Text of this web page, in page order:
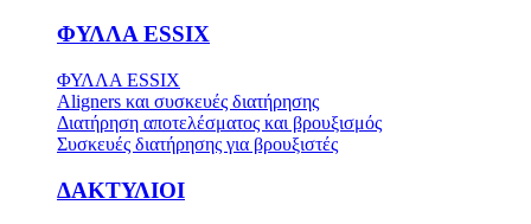
ΦΥΛΛΑ ESSIX
ΦΥΛΛΑ ESSIX
Aligners και συσκευές διατήρησης
Διατήρηση αποτελέσματος και βρουξισμός
Συσκευές διατήρησης για βρουξιστές
ΔΑΚΤΥΛΙΟΙ